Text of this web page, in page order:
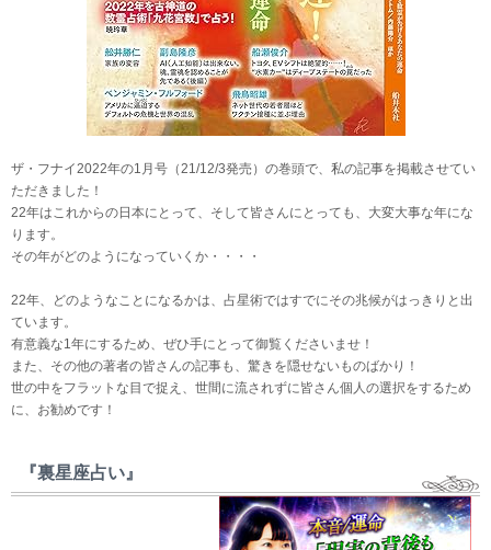
ザ・フナイ2022年の1月号（21/12/3発売）の巻頭で、私の記事を掲載させてい
ただきました！
22年はこれからの日本にとって、そして皆さんにとっても、大変大事な年にな
ります。
その年がどのようになっていくか・・・・
22年、どのようなことになるかは、占星術ではすでにその兆候がはっきりと出
ています。
有意義な1年にするため、ぜひ手にとって御覧くださいませ！
また、その他の著者の皆さんの記事も、驚きを隠せないものばかり！
世の中をフラットな目で捉え、世間に流されずに皆さん個人の選択をするため
に、お勧めです！
『裏星座占い』